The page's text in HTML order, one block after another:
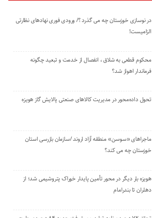
در نوسازی خوزستان چه می گذرد ؟/ ورودی فوری نهادهای نظارتی
الزامیست!
محکوم قطعی به شلاق ، انفصال از خدمت و تبعید چگونه
فرماندار اهواز شد؟
تحول داده‌محور در مدیریت کالاهای صنعتی پالایش گاز هویزه
ماجراهای «سوسن» منطقه آزاد اروند /سازمان بازرسی استان
خوزستان چه می کند؟
هویزه بار دیگر در محور تأمین پایدار خوراک پتروشیمی شد؛ از
دهلران تا بندرامام